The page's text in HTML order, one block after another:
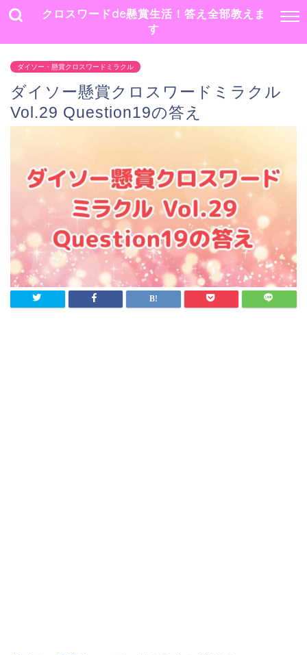
クロスワードde懸賞生活！答え全部教えま
す
ダイソー・懸賞クロスワードミラクル
ダイソー懸賞クロスワードミラクル
Vol.29 Question19の答え